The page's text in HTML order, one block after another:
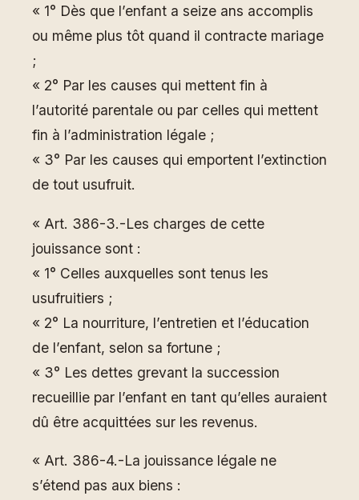
« 1° Dès que l’enfant a seize ans accomplis
ou même plus tôt quand il contracte mariage
;
« 2° Par les causes qui mettent fin à
l’autorité parentale ou par celles qui mettent
fin à l’administration légale ;
« 3° Par les causes qui emportent l’extinction
de tout usufruit.
« Art. 386-3.-Les charges de cette
jouissance sont :
« 1° Celles auxquelles sont tenus les
usufruitiers ;
« 2° La nourriture, l’entretien et l’éducation
de l’enfant, selon sa fortune ;
« 3° Les dettes grevant la succession
recueillie par l’enfant en tant qu’elles auraient
dû être acquittées sur les revenus.
« Art. 386-4.-La jouissance légale ne
s’étend pas aux biens :